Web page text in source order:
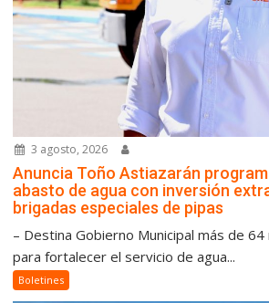
3 agosto, 2026
Anuncia Toño Astiazarán
abasto de agua con inversión
brigadas especiales de pipas
– Destina Gobierno Municipal más de
para fortalecer el servicio de agua...
Boletines